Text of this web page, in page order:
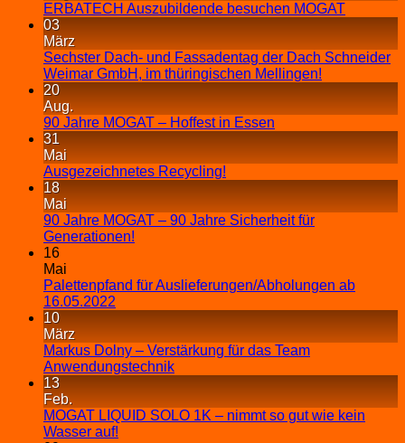
ERBATECH Auszubildende besuchen MOGAT
03
März
Sechster Dach- und Fassadentag der Dach Schneider
Weimar GmbH, im thüringischen Mellingen!
20
Aug.
90 Jahre MOGAT – Hoffest in Essen
31
Mai
Ausgezeichnetes Recycling!
18
Mai
90 Jahre MOGAT – 90 Jahre Sicherheit für
Generationen!
16
Mai
Palettenpfand für Auslieferungen/Abholungen ab
16.05.2022
10
März
Markus Dolny – Verstärkung für das Team
Anwendungstechnik
13
Feb.
MOGAT LIQUID SOLO 1K – nimmt so gut wie kein
Wasser auf!